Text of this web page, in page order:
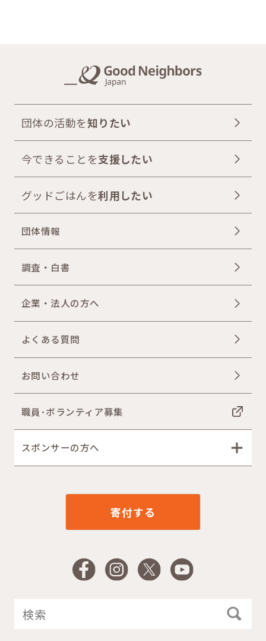
団体の活動を知りたい
今できることを支援したい
グッドごはんを利用したい
団体情報
調査・白書
企業・法人の方へ
よくある質問
お問い合わせ
職員･ボランティア募集
スポンサーの方へ
寄付する
FacebookInstagram
X YouTube